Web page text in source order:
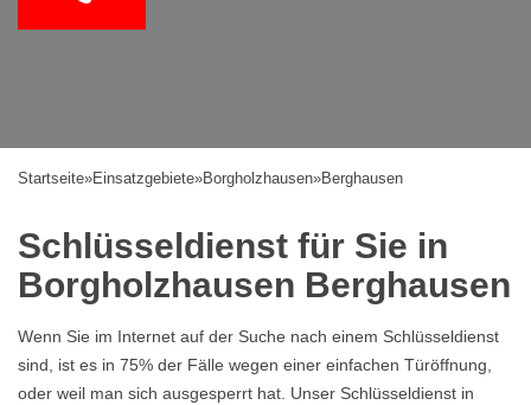
Startseite»Einsatzgebiete»Borgholzhausen»Berghausen
Schlüsseldienst für Sie in
Borgholzhausen Berghausen
Wenn Sie im Internet auf der Suche nach einem Schlüsseldienst
sind, ist es in 75% der Fälle wegen einer einfachen Türöffnung,
oder weil man sich ausgesperrt hat. Unser Schlüsseldienst in